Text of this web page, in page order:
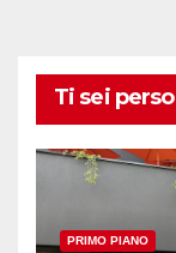
Ti sei perso
PRIMO PIANO